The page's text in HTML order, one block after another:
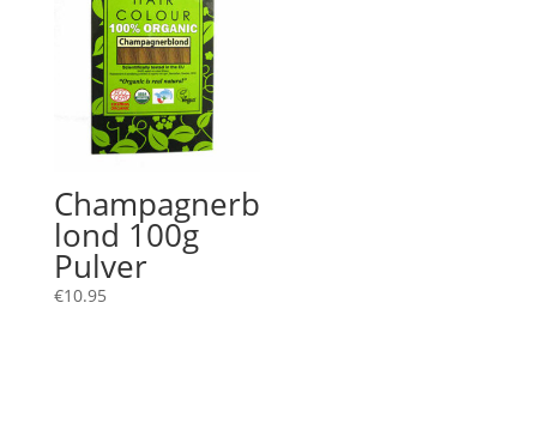
Champagnerb
lond 100g
Pulver
€10.95